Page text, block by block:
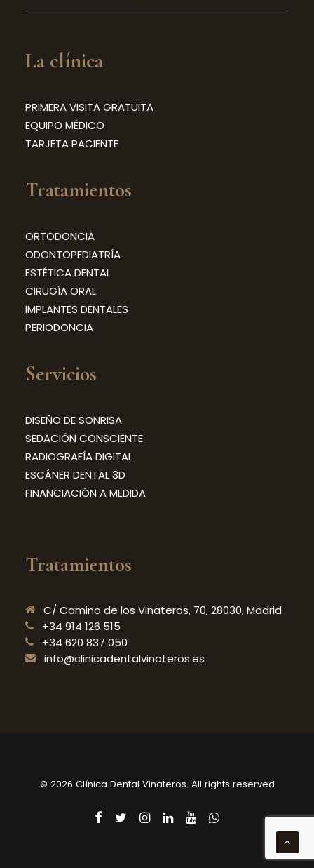
La clínica
PRIMERA VISITA GRATUITA
EQUIPO MÉDICO
TARJETA PACIENTE
Tratamientos
ORTODONCIA
ODONTOPEDIATRÍA
ESTÉTICA DENTAL
CIRUGÍA ORAL
IMPLANTES DENTALES
PERIODONCIA
Servicios
DISEÑO DE SONRISA
SEDACIÓN CONSCIENTE
RADIOGRAFÍA DIGITAL
ESCÁNER DENTAL 3D
FINANCIACIÓN A MEDIDA
Tratamientos
C/ Camino de los Vinateros, 70, 28030, Madrid
+34 914 126 515
+34 620 837 050
info@clinicadentalvinateros.es
© 2026 Clínica Dental Vinateros. All rights reserved